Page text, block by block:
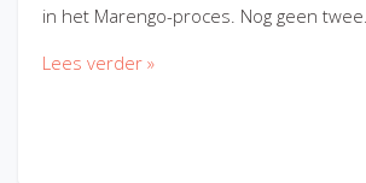
in het Marengo-proces. Nog geen twee…
Lees verder »